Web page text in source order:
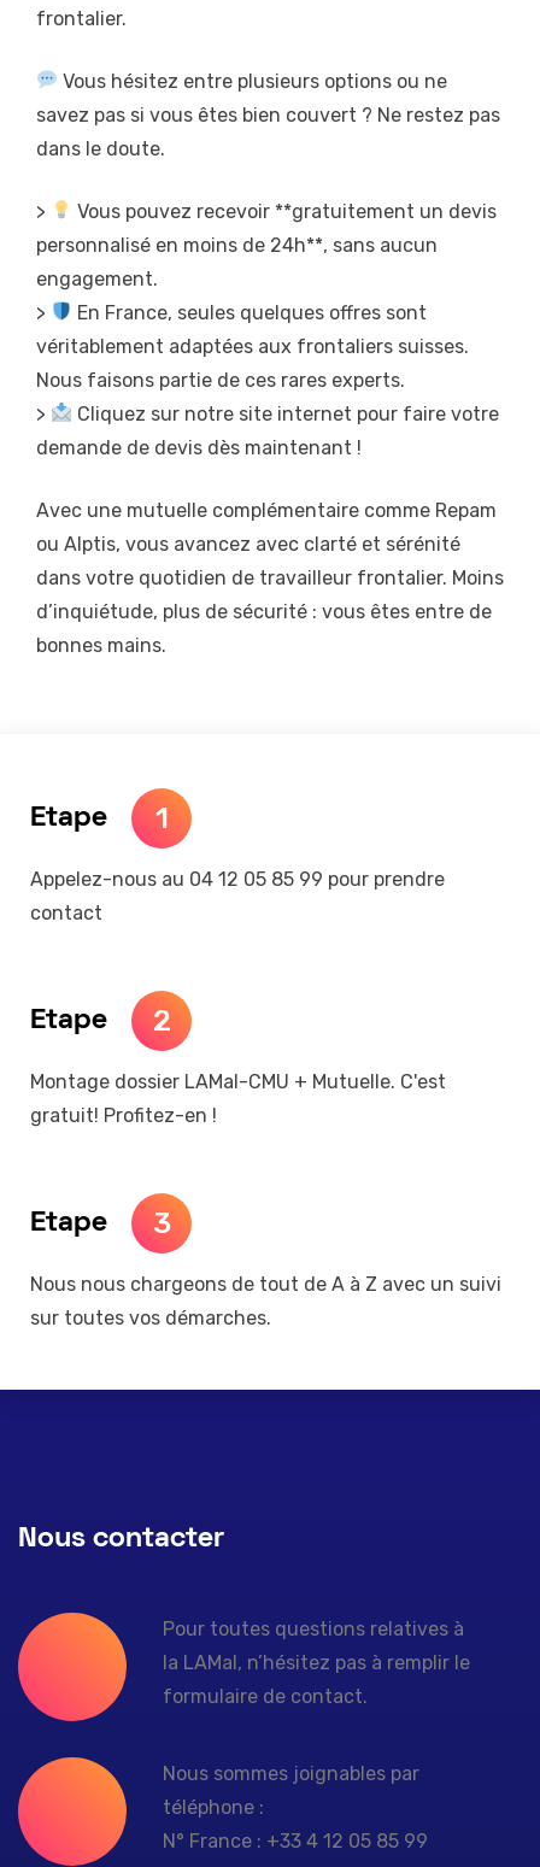
frontalier.
Vous hésitez entre plusieurs options ou ne
savez pas si vous êtes bien couvert ? Ne restez pas
dans le doute.
>
Vous pouvez recevoir **gratuitement un devis
personnalisé en moins de 24h**, sans aucun
engagement.
>
En France, seules quelques offres sont
véritablement adaptées aux frontaliers suisses.
Nous faisons partie de ces rares experts.
>
Cliquez sur notre site internet pour faire votre
demande de devis dès maintenant !
Avec une mutuelle complémentaire comme Repam
ou Alptis, vous avancez avec clarté et sérénité
dans votre quotidien de travailleur frontalier. Moins
d’inquiétude, plus de sécurité : vous êtes entre de
bonnes mains.
Etape 1
Appelez-nous au 04 12 05 85 99 pour prendre
contact
Etape 2
Montage dossier LAMal-CMU + Mutuelle. C'est
gratuit! Profitez-en !
Etape 3
Nous nous chargeons de tout de A à Z avec un suivi
sur toutes vos démarches.
Nous contacter
Pour toutes questions relatives à
la LAMal, n’hésitez pas à remplir le
formulaire de contact.
Nous sommes joignables par
téléphone :
N° France : +33 4 12 05 85 99